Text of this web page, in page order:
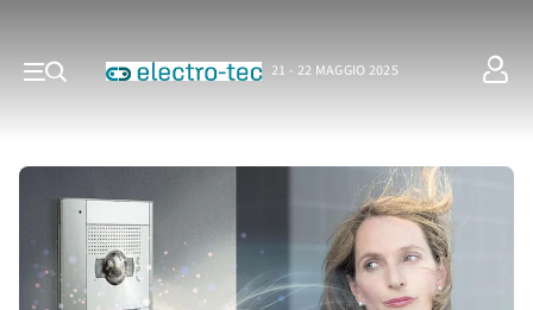
21 - 22 MAGGIO 2025